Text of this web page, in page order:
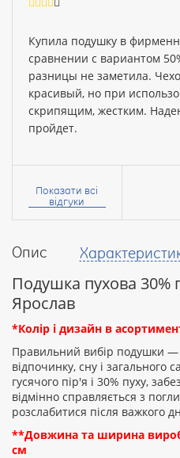
Опис
Подушка пухова 30%
Ярослав
*Колір і дизайн в
Правильний вибір подушки —
відпочинку, сну і загального
гусячого пір'я і 30% пуху,
відмінно справляється з
розслабитися після важкого
**Довжина та ширина
см
Купила подушку в
сравнении с вариантом
разницы не заметила.
красивый, но при
скрипящим, жестким.
пройдет.
Ваше
Ваш
Рейтинг:
Показати всі
відгуки